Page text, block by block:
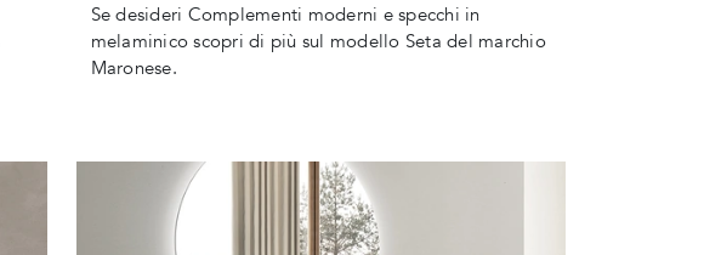
Se desideri Complementi moderni e specchi in
melaminico scopri di più sul modello Seta del marchio
Maronese.